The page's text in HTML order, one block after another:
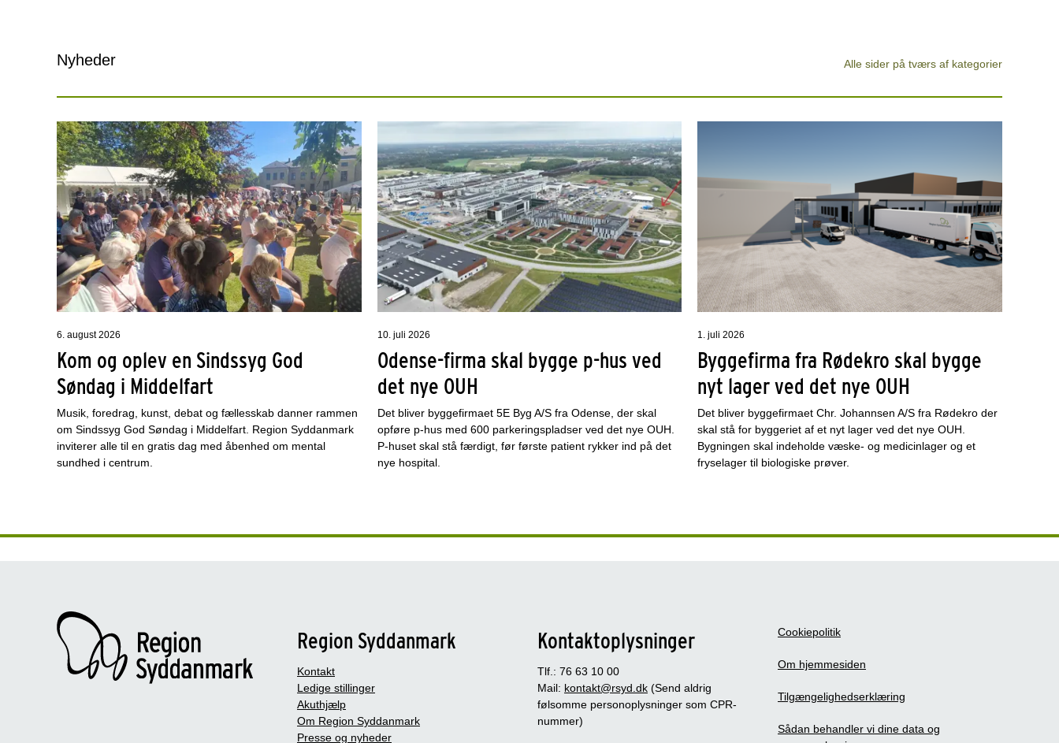
Nyheder Alle sider på tværs af kategorier
6. august 2026
Kom og oplev en Sindssyg God
Søndag i Middelfart
Musik, foredrag, kunst, debat og fællesskab danner rammen
om Sindssyg God Søndag i Middelfart. Region Syddanmark
inviterer alle til en gratis dag med åbenhed om mental
sundhed i centrum.
10. juli 2026
Odense-firma skal bygge p-hus ved
det nye OUH
Det bliver byggefirmaet 5E Byg A/S fra Odense, der skal
opføre p-hus med 600 parkeringspladser ved det nye OUH.
P-huset skal stå færdigt, før første patient rykker ind på det
nye hospital.
1. juli 2026
Byggefirma fra Rødekro skal bygge
nyt lager ved det nye OUH
Det bliver byggefirmaet Chr. Johannsen A/S fra Rødekro der
skal stå for byggeriet af et nyt lager ved det nye OUH.
Bygningen skal indeholde væske- og medicinlager og et
fryselager til biologiske prøver.
Region Syddanmark
Kontakt
Ledige stillinger
Akuthjælp
Om Region Syddanmark
Presse og nyheder
Kontaktoplysninger
Tlf.: 76 63 10 00
Mail: kontakt@rsyd.dk (Send aldrig
følsomme personoplysninger som CPR-
nummer)
Cookiepolitik
Om hjemmesiden
Tilgængelighedserklæring
Sådan behandler vi dine data og